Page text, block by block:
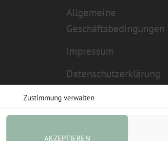
Zustimmung verwalten
AKZEPTIEREN
Allgemeine
Geschäftsbedingungen
Impressum
Datenschutzerklärung
Widerrufsbelehrung
Cookie-Richtlinie (EU)